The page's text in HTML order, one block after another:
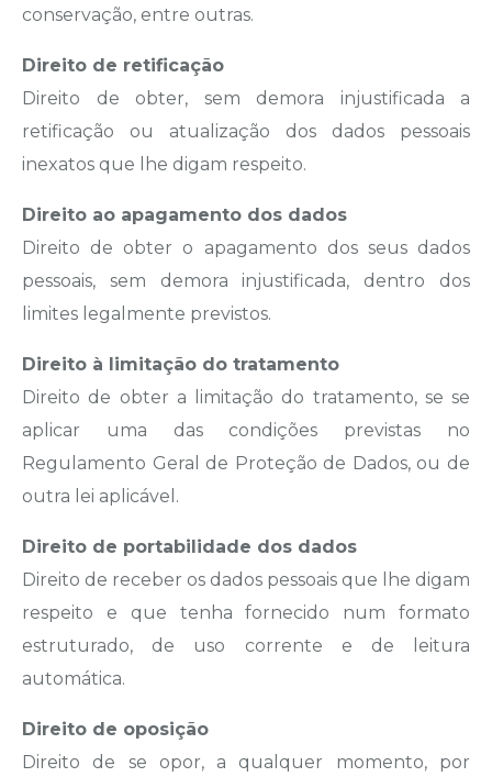
conservação, entre outras.
Direito de retificação
Direito de obter, sem demora injustificada a
retificação ou atualização dos dados pessoais
inexatos que lhe digam respeito.
Direito ao apagamento dos dados
Direito de obter o apagamento dos seus dados
pessoais, sem demora injustificada, dentro dos
limites legalmente previstos.
Direito à limitação do tratamento
Direito de obter a limitação do tratamento, se se
aplicar uma das condições previstas no
Regulamento Geral de Proteção de Dados, ou de
outra lei aplicável.
Direito de portabilidade dos dados
Direito de receber os dados pessoais que lhe digam
respeito e que tenha fornecido num formato
estruturado, de uso corrente e de leitura
automática.
Direito de oposição
Direito de se opor, a qualquer momento, por